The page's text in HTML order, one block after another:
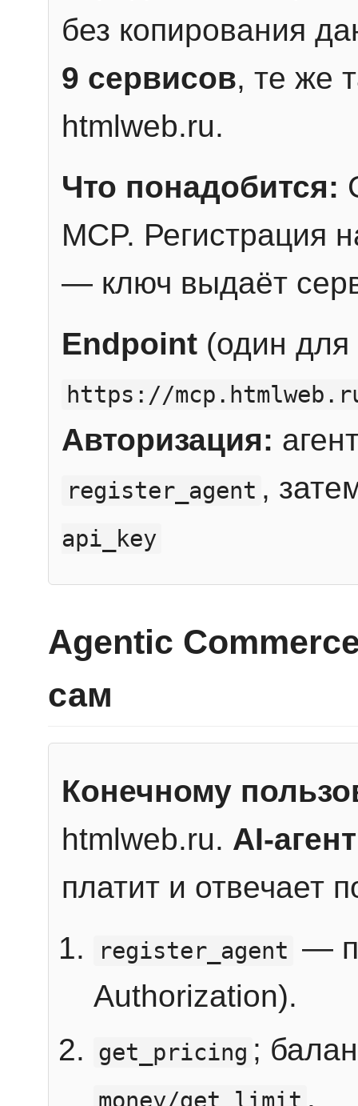
без копирования
9 сервисов, те же
htmlweb.ru.
Что понадобится:
MCP. Регистрация
— ключ выдаёт
Endpoint (один для
https://
Авторизация:
register_agent ,
api_key
Agentic
сам
Конечному
htmlweb.ru. AI-агент
платит и отвечает
register_agent —
Authorization).
get_pricing ;
.